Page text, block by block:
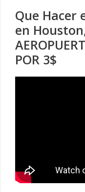
Que Hacer
en
POR 3$